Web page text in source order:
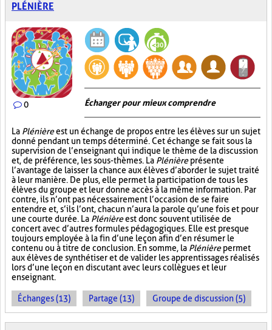
PLÉNIÈRE
0 Échanger pour mieux comprendre
La Plénièreest un échange de propos entre les élèves sur un sujet
donné pendant un temps déterminé. Cet échange se fait sous la
supervision de l’enseignant qui indique le thème de la discussion
et, de préférence, les sous-thèmes. La Plénièreprésente
l’avantage de laisser la chance aux élèves d’aborder le sujet traité
à leur manière. De plus, elle permet la participation de tous les
élèves du groupe et leur donne accès à la même information. Par
contre, ils n’ont pas nécessairement l’occasion de se faire
entendre et, s’ils l’ont, chacun n’aura la parole qu’une fois et pour
une courte durée. La Plénièreest donc souvent utilisée de
concert avec d’autres formules pédagogiques. Elle est presque
toujours employée à la fin d’une leçon afin d’en résumer le
contenu ou à titre de conclusion. En somme, la Plénièrepermet
aux élèves de synthétiser et de valider les apprentissages réalisés
lors d’une leçon en discutant avec leurs collègues et leur
enseignant.
Échanges (13) Partage (13) Groupe de discussion (5)